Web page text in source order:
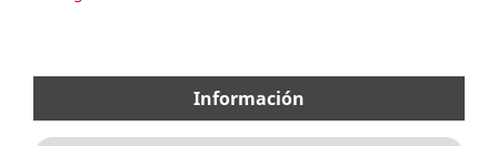
Información